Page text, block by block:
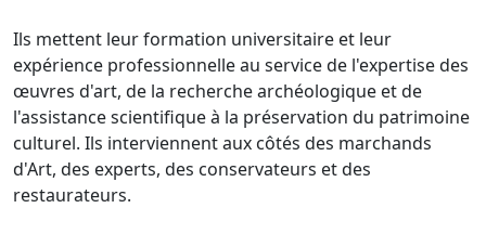
Ils mettent leur formation universitaire et leur
expérience professionnelle au service de l'expertise des
œuvres d'art, de la recherche archéologique et de
l'assistance scientifique à la préservation du patrimoine
culturel. Ils interviennent aux côtés des marchands
d'Art, des experts, des conservateurs et des
restaurateurs.